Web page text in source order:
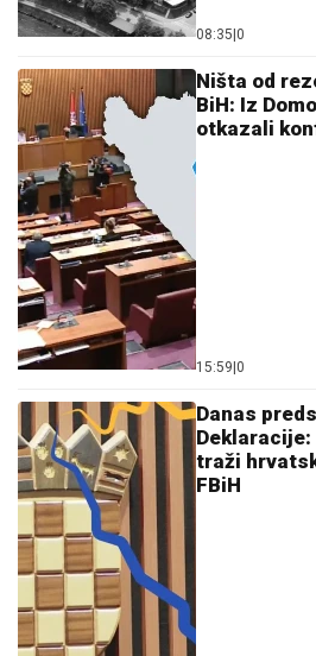
08:35 0
Ništa od
BiH: Iz
otkazali
15:59 0
Danas
traži
FBiH